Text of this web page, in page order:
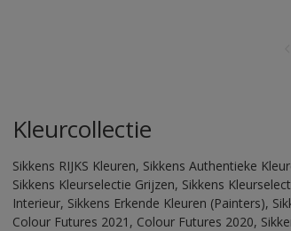
Kleurcollectie
Sikkens RIJKS Kleuren, Sikkens Authentieke
Sikkens Kleurselectie Grijzen, Sikkens
Interieur, Sikkens Erkende Kleuren (Painters),
Colour Futures 2021, Colour Futures 2020,